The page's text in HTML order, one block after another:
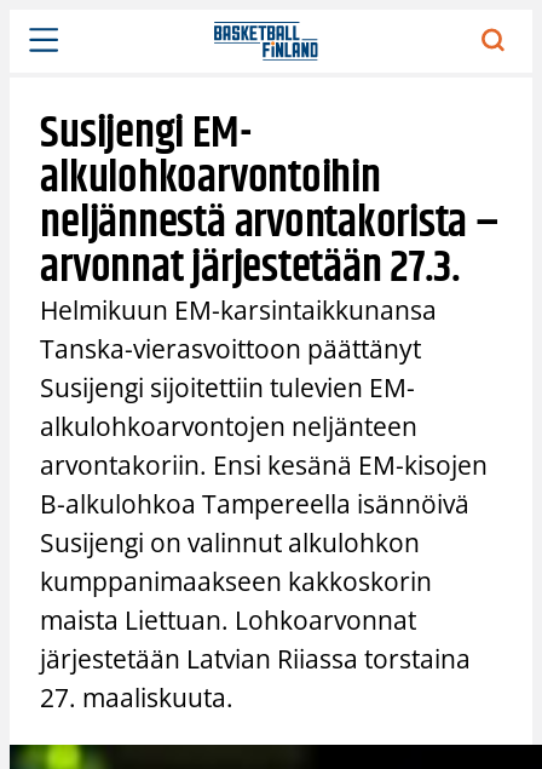
Siirry
sisältöön
Susijengi EM-
alkulohkoarvontoihin
neljännestä arvontakorista –
arvonnat järjestetään 27.3.
Helmikuun EM-karsintaikkunansa
Tanska-vierasvoittoon päättänyt
Susijengi sijoitettiin tulevien EM-
alkulohkoarvontojen neljänteen
arvontakoriin. Ensi kesänä EM-kisojen
B-alkulohkoa Tampereella isännöivä
Susijengi on valinnut alkulohkon
kumppanimaakseen kakkoskorin
maista Liettuan. Lohkoarvonnat
järjestetään Latvian Riiassa torstaina
27. maaliskuuta.